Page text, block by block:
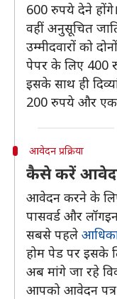
600 रुपये देने होंगे।
वहीं अनुसूचित
उम्मीदवारों को
पेपर के लिए 400
इसके साथ ही
200 रुपये और एक
आवेदन प्रक्रिया
कैसे करें
आवेदन करने के
पासवर्ड और
सबसे पहले
होम पेड पर इसके
अब मांगे जा रहे
आपको आवेदन पत्र